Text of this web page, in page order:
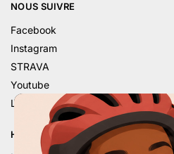
NOUS SUIVRE
Facebook
Instagram
STRAVA
Youtube
Linkedin
HORAIRE D’ÉTÉ